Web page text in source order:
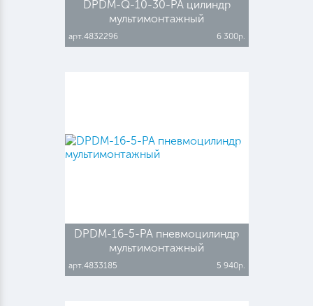
DPDM-Q-10-30-PA цилиндр
мультимонтажный
арт.4832296 6 300р.
DPDM-16-5-PA пневмоцилиндр
мультимонтажный
арт.4833185 5 940р.